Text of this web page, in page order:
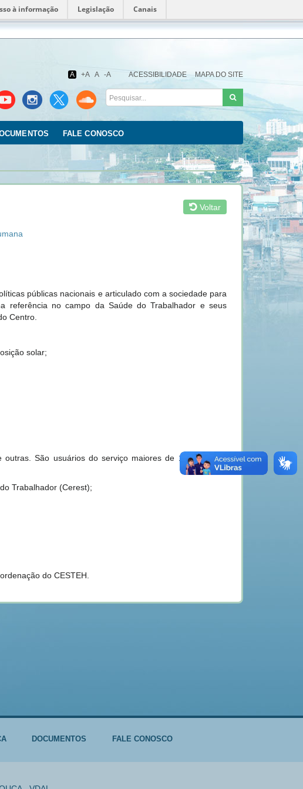
à informação Legislação Canais
Fundação
Oswaldo
A +A A -A ACESSIBILIDADE MAPA DO SITE
FALE CONOSCO
Voltar
públicas nacionais e articulado com a sociedade para
referência no campo da Saúde do Trabalhador e seus
Centro.
solar;
São usuários do serviço maiores de 18 anos nos
Trabalhador (Cerest);
do CESTEH.
DOCUMENTOS FALE CONOSCO